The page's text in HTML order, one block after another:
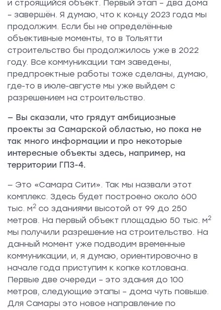
и строящийся объект. Первый этап – два дома
– завершён. Я думаю, что к концу 2023 года мы
продолжим. Если бы не определённые
объективные моменты, то в Тольятти
строительство бы продолжилось уже в 2022
году. Все коммуникации там заведены,
предпроектные работы тоже сделаны, думаю,
где-то в июле-августе мы уже выйдем с
разрешением на строительство.
— Вы сказали, что грядут амбициозные
проекты за Самарской областью, но пока не
так много информации и про некоторые
интересные объекты здесь, например, на
территории ГПЗ-4.
— Это «Самара Сити». Так мы назвали этот
комплекс. Здесь будет построено около 600
тыс. м2 со зданиями высотой от 99 до 250
метров. На первый объект площадью 50 тыс. м2
мы получили разрешение на строительство. На
данный момент уже подводим временные
коммуникации, и, я думаю, ориентировочно в
начале года приступим к копке котлована.
Первые две очереди – это здания до 100
метров, следующие этапы – дома чуть повыше.
Для Самары это новое направление по